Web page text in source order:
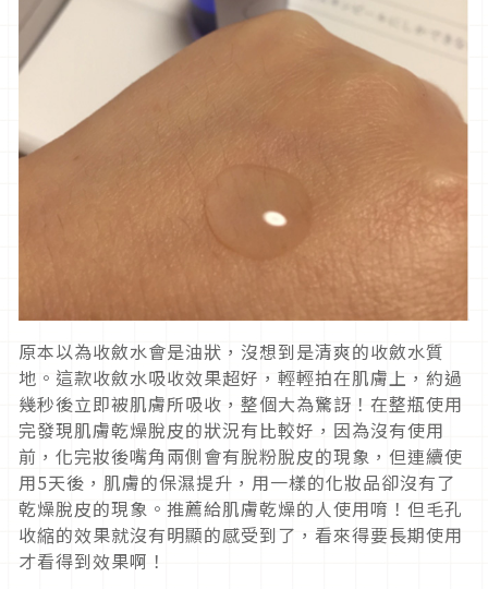
原本以為收斂水會是油狀，沒想到是清爽的收斂水質
地。這款收斂水吸收效果超好，輕輕拍在肌膚上，約過
幾秒後立即被肌膚所吸收，整個大為驚訝！在整瓶使用
完發現肌膚乾燥脫皮的狀況有比較好，因為沒有使用
前，化完妝後嘴角兩側會有脫粉脫皮的現象，但連續使
用5天後，肌膚的保濕提升，用一樣的化妝品卻沒有了
乾燥脫皮的現象。推薦給肌膚乾燥的人使用唷！但毛孔
收縮的效果就沒有明顯的感受到了，看來得要長期使用
才看得到效果啊！